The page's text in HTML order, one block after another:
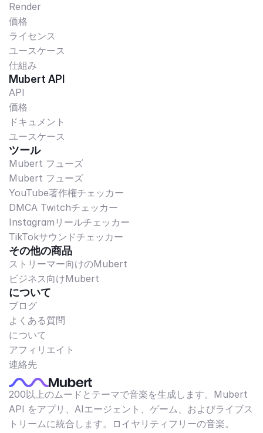
Render
価格
ライセンス
ユースケース
仕組み
Mubert API
API
価格
ドキュメント
ユースケース
ツール
Mubert フューズ
Mubert フューズ
YouTube著作権チェッカー
DMCA Twitchチェッカー
Instagramリールチェッカー
TikTokサウンドチェッカー
その他の商品
ストリーマー向けのMubert
ビジネス向けMubert
について
ブログ
よくある質問
について
アフィリエイト
連絡先
200以上のムードとテーマで音楽を生成します。Mubert
API をアプリ、AIエージェント、ゲーム、およびライブス
トリームに統合します。ロイヤリティフリーの音楽。